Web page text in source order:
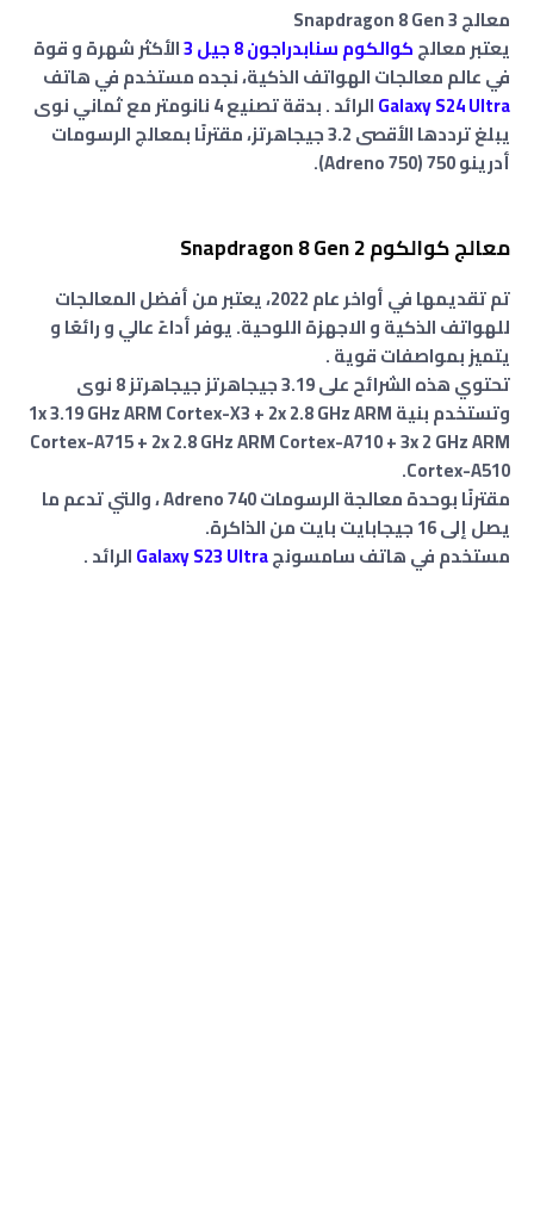
معالج Snapdragon 8 Gen 3
يعتبر معالجكوالكوم سنابدراجون 8 جيل 3
الأكثر شهرة و قوة
في عالم معالجات الهواتف الذكية، نجده مستخدم في هاتف
Galaxy S24 Ultra
الرائد . بدقة تصنيع 4 نانومتر مع ثماني نوى
يبلغ ترددها الأقصى 3.2 جيجاهرتز، مقترنًا بمعالج الرسومات
أدرينو 750 (Adreno 750).
معالج كوالكوم Snapdragon 8 Gen 2
تم تقديمها في أواخر عام 2022، يعتبر من أفضل المعالجات
للهواتف الذكية و الاجهزة اللوحية. يوفر أداءً عالي و رائعًا و
يتميز بمواصفات قوية .
تحتوي هذه الشرائح على 3.19 جيجاهرتز جيجاهرتز 8 نوى
وتستخدم بنية 1x 3.19 GHz ARM Cortex-X3 + 2x 2.8 GHz ARM
Cortex-A715 + 2x 2.8 GHz ARM Cortex-A710 + 3x 2 GHz ARM
Cortex-A510.
مقترنًا بوحدة معالجة الرسومات Adreno 740 ، والتي تدعم ما
يصل إلى 16 جيجابايت بايت من الذاكرة.
مستخدم في هاتف سامسونجGalaxy S23 Ultraالرائد .